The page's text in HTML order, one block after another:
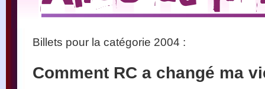
Billets pour la catégorie 2004 :
Comment RC a changé ma